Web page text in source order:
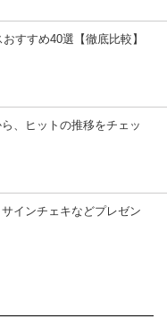
すすめ40選【徹底比較】
、ヒットの推移をチェッ
インチェキなどプレゼン